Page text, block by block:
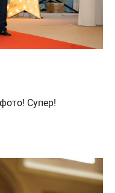
Супер!